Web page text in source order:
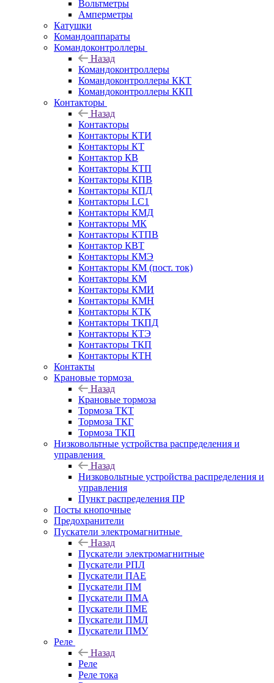
Вольтметры
Амперметры
Катушки
Командоаппараты
Командоконтроллеры
Назад
Командоконтроллеры
Командоконтроллеры ККТ
Командоконтроллеры ККП
Контакторы
Назад
Контакторы
Контакторы КТИ
Контакторы КТ
Контактор КВ
Контакторы КТП
Контакторы КПВ
Контакторы КПД
Контакторы LC1
Контакторы КМД
Контакторы МК
Контакторы КТПВ
Контактор КВТ
Контакторы КМЭ
Контакторы КМ (пост. ток)
Контакторы КМ
Контакторы КМИ
Контакторы КМН
Контакторы КТК
Контакторы ТКПД
Контакторы КТЭ
Контакторы ТКП
Контакторы КТН
Контакты
Крановые тормоза
Назад
Крановые тормоза
Тормоза ТКТ
Тормоза ТКГ
Тормоза ТКП
Низковольтные устройства распределения и
управления
Назад
Низковольтные устройства распределения и
управления
Пункт распределения ПР
Посты кнопочные
Предохранители
Пускатели электромагнитные
Назад
Пускатели электромагнитные
Пускатели РПЛ
Пускатели ПАЕ
Пускатели ПМ
Пускатели ПМА
Пускатели ПМЕ
Пускатели ПМЛ
Пускатели ПМУ
Реле
Назад
Реле
Реле тока